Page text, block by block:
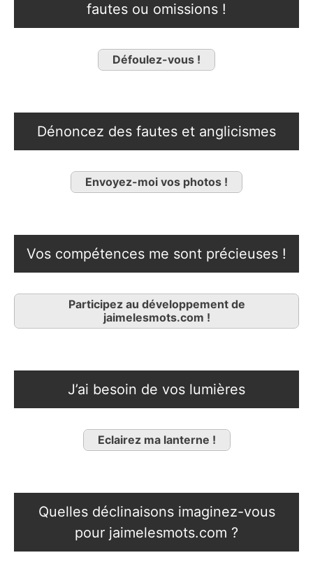
fautes ou omissions !
Défoulez-vous !
Dénoncez des fautes et anglicismes
Envoyez-moi vos photos !
Vos compétences me sont précieuses !
Participez au développement de
jaimelesmots.com !
J’ai besoin de vos lumières
Eclairez ma lanterne !
Quelles déclinaisons imaginez-vous
pour jaimelesmots.com ?